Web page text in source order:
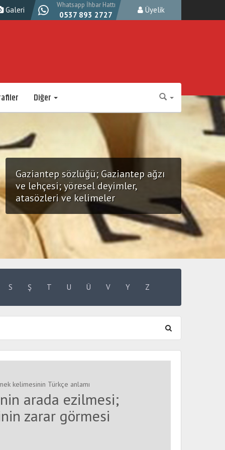
Galeri
Whatsapp İhbar Hattı
0537 893 2727
Üyelik
Diğer
Gaziantep sözlüğü; Gaziantep ağzı
ve lehçesi; yöresel deyimler,
atasözleri ve kelimeler
S Ş T U Ü V Y Z
kelimesinin Türkçe anlamı
arada ezilmesi;
zarar görmesi